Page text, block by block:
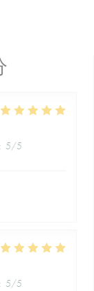
: 5/5
: 5/5